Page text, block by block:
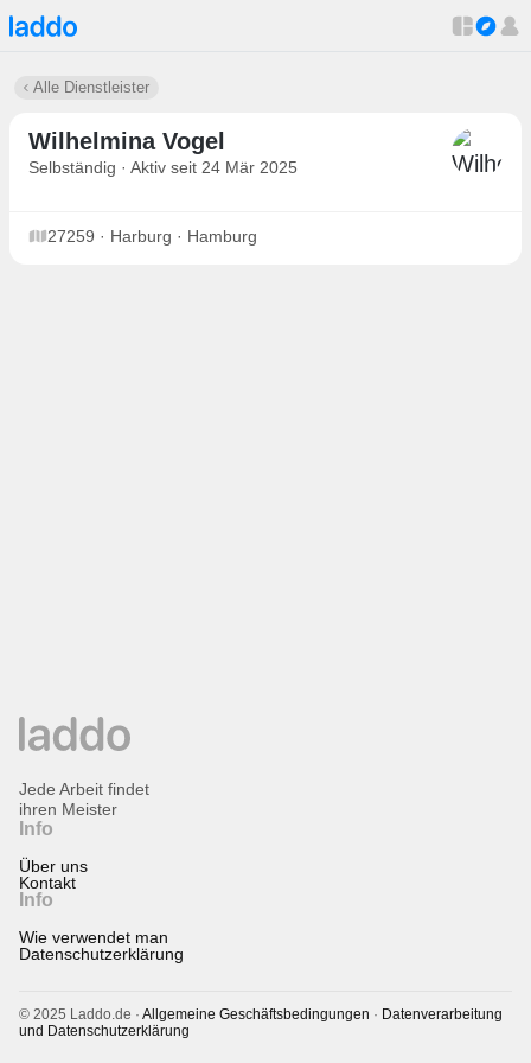
Alle Dienstleister
Wilhelmina Vogel
Selbständig · Aktiv seit 24 Mär 2025
27259 · Harburg · Hamburg
Info
Über uns
Kontakt
Info
Wie verwendet man
Datenschutzerklärung
Jede Arbeit findet
ihren Meister
© 2025 Laddo.de · Allgemeine Geschäftsbedingungen · Datenverarbeitung
und Datenschutzerklärung